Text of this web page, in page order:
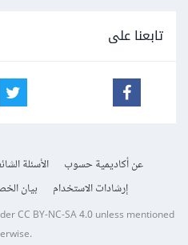
تابعنا على
عن أكاديمية حسوب الأسئلة
إرشادات الاستخدام
بيان
CC BY-NC-SA 4.0unless mentioned